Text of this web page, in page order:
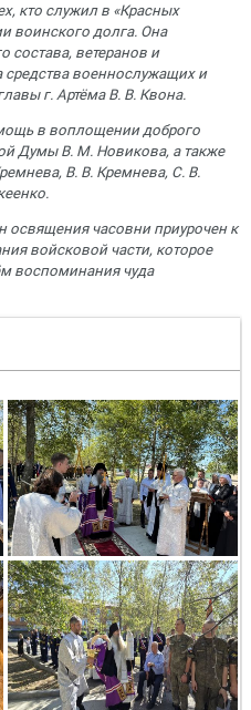
кто служил в «Красных
воинского долга. Она
состава, ветеранов и
военнослужащих и
г. Артёма В. В. Квона.
в воплощении доброго
Думы В. М. Новикова, а также
В. В. Кремнева, С. В.
часовни приурочен к
войсковой части, которое
воспоминания чуда